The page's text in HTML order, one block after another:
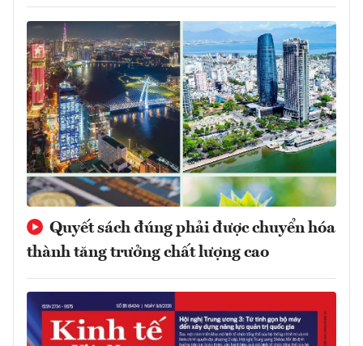
Quyết sách đúng phải được chuyển hóa
thành tăng trưởng chất lượng cao